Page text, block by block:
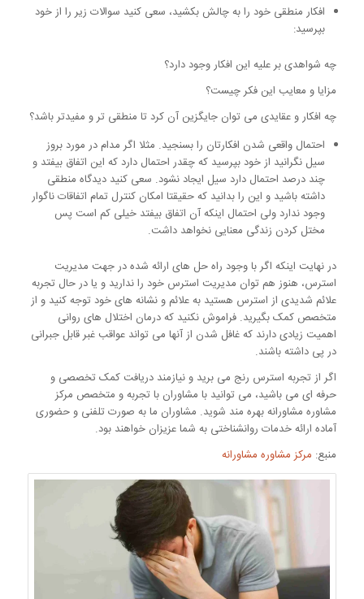
افکار منطقی خود را به چالش بکشید، سعی کنید سوالات زیر را از خود
بپرسید:
چه شواهدی بر علیه این افکار وجود دارد؟
مزایا و معایب این فکر چیست؟
چه افکار و عقایدی می توان جایگزین آن کرد تا منطقی تر و مفیدتر باشد؟
احتمال واقعی شدن افکارتان را بسنجید. مثلا اگر مدام در مورد بروز
سیل نگرانید از خود بپرسید که چقدر احتمال دارد که این اتفاق بیفتد و
چند درصد احتمال دارد سیل ایجاد نشود. سعی کنید دیدگاه منطقی
داشته باشید و این را بدانید که حقیقتا امکان کنترل تمام اتفاقات ناگوار
وجود ندارد ولی احتمال اینکه آن اتفاق بیفتد خیلی کم است پس
مختل کردن زندگی معنایی نخواهد داشت.
در نهایت اینکه اگر با وجود راه حل های ارائه شده در جهت مدیریت
استرس، هنوز هم توان مدیریت استرس خود را ندارید و یا در حال تجربه
علائم شدیدی از استرس هستید به علائم و نشانه های خود توجه کنید و از
متخصص کمک بگیرید. فراموش نکنید که درمان اختلال های روانی
اهمیت زیادی دارند که غافل شدن از آنها می تواند عواقب غبر قابل جبرانی
در پی داشته باشند.
اگر از تجربه استرس رنج می برید و نیازمند دریافت کمک تخصصی و
حرفه ای می باشید، می توانید با مشاوران با تجربه و متخصص مرکز
مشاوره مشاورانه بهره مند شوید. مشاوران ما به صورت تلفنی و حضوری
آماده ارائه خدمات روانشناختی به شما عزیزان خواهند بود.
منبع: مرکز مشاوره مشاورانه